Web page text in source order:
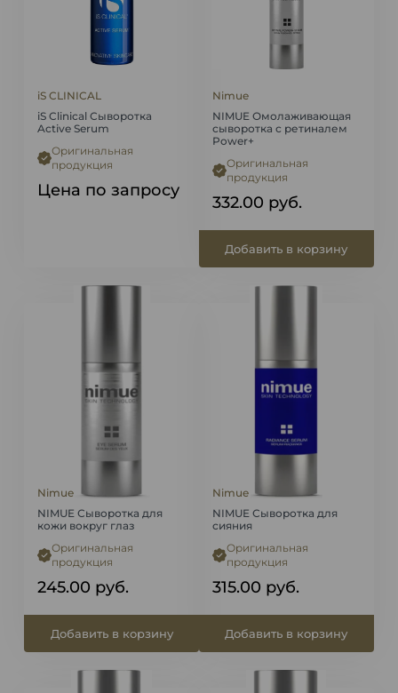
iS CLINICAL
iS Clinical Сыворотка
Active Serum
Оригинальная
продукция
Цена по запросу
Nimue
NIMUE Омолаживающая
сыворотка с ретиналем
Power+
Оригинальная
продукция
332.00 руб.
Добавить в корзину
Nimue
NIMUE Сыворотка для
кожи вокруг глаз
Оригинальная
продукция
245.00 руб.
Добавить в корзину
Nimue
NIMUE Сыворотка для
сияния
Оригинальная
продукция
315.00 руб.
Добавить в корзину